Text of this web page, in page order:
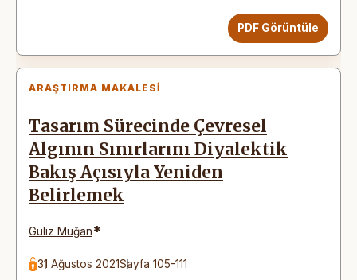
PDF Görüntüle
ARAŞTIRMA MAKALESI
Tasarım Sürecinde Çevresel
Algının Sınırlarını Diyalektik
Bakış Açısıyla Yeniden
Belirlemek
Güliz Muğan*
31 Ağustos 2021Sayfa 105-111